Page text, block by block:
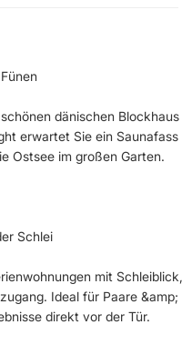
dänischen Blockhaus
erwartet Sie ein Saunafass
Ostsee im großen Garten.
Schlei
mit Schleiblick,
Ideal für Paare &amp;
direkt vor der Tür.